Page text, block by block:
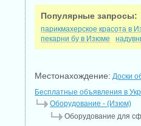
Популярные запросы:
парикмахерское красота в
пекарни бу в Изюме
Местонахождение: Доски
Бесплатные объявления в
Оборудование - (Изюм)
Оборудование для